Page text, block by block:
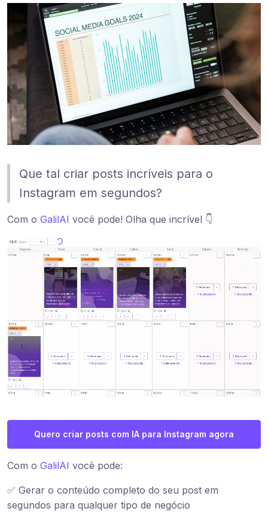
Que tal criar posts incríveis para o
Instagram em segundos?
Com o GalilAI você pode! Olha que incrível 👇
Quero criar posts com IA para Instagram agora
Com o GalilAI você pode:
✅ Gerar o conteúdo completo do seu post em
segundos para qualquer tipo de negócio